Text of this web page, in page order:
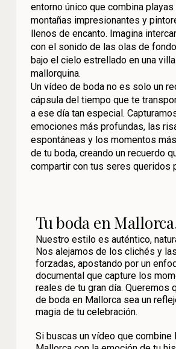
entorno único que combina
montañas impresionantes y
llenos de encanto. Imagina
con el sonido de las olas de
bajo el cielo estrellado en una
mallorquina.
Un vídeo de boda no es solo un
cápsula del tiempo que te
a ese día tan especial.
emociones más profundas, las
espontáneas y los momentos
de tu boda, creando un recuerdo
compartir con tus seres queridos
Tu boda en
Nuestro estilo es auténtico,
Nos alejamos de los clichés y
forzadas, apostando por un
documental que capture los
reales de tu gran día. Queremos
de boda en Mallorca sea un
magia de tu celebración.
Si buscas un vídeo que combine